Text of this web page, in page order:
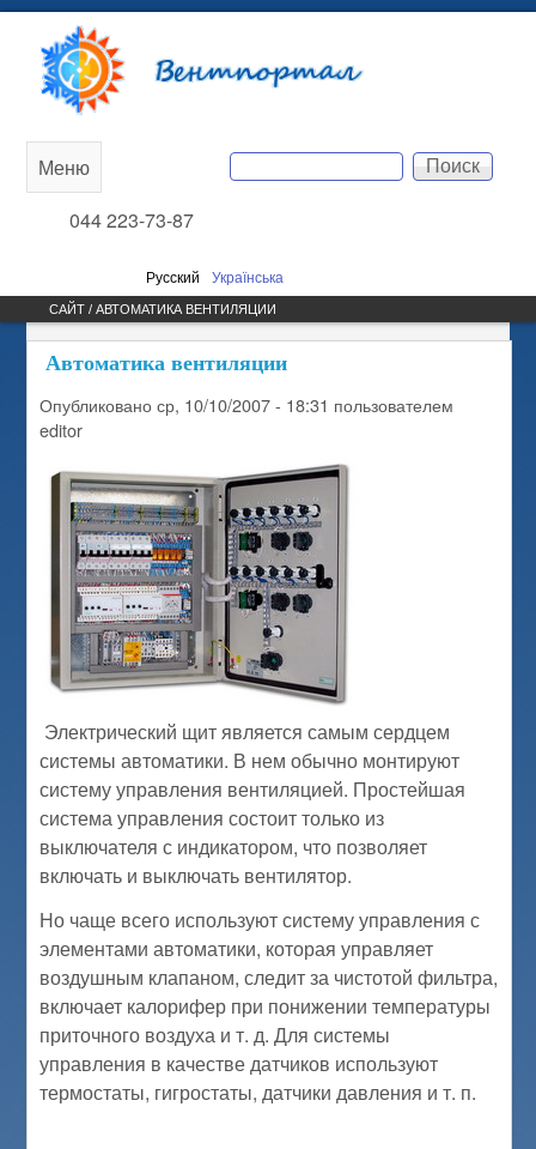
содержанию
Вентпортал
Форма поиска
Поиск
044 223-73-87
Русский Українська
Main
menu
Меню
САЙТ / АВТОМАТИКА ВЕНТИЛЯЦИИ
Автоматика вентиляции
Опубликованоср, 10/10/2007 - 18:31 пользователем
editor
Электрический щит является самым сердцем
системы автоматики. В нем обычно монтируют
систему управления вентиляцией. Простейшая
система управления состоит только из
выключателя с индикатором, что позволяет
включать и выключать вентилятор.
Но чаще всего используют систему управления с
элементами автоматики, которая управляет
воздушным клапаном, следит за чистотой фильтра,
включает калорифер при понижении температуры
приточного воздуха и т. д. Для системы
управления в качестве датчиков используют
термостаты, гигростаты, датчики давления и т. п.